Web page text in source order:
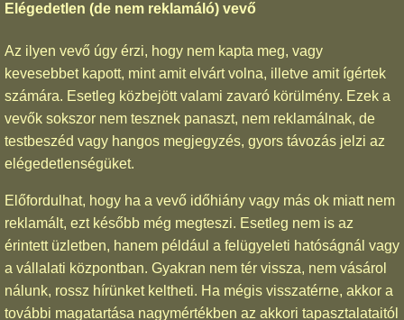
Elégedetlen (de nem reklamáló) vevő
Az ilyen vevő úgy érzi, hogy nem kapta meg, vagy
kevesebbet kapott, mint amit elvárt volna, illetve amit ígértek
számára. Esetleg közbejött valami zavaró körülmény. Ezek a
vevők sokszor nem tesznek panaszt, nem reklamálnak, de
testbeszéd vagy hangos megjegyzés, gyors távozás jelzi az
elégedetlenségüket.
Előfordulhat, hogy ha a vevő időhiány vagy más ok miatt nem
reklamált, ezt később még megteszi. Esetleg nem is az
érintett üzletben, hanem például a felügyeleti hatóságnál vagy
a vállalati központban. Gyakran nem tér vissza, nem vásárol
nálunk, rossz hírünket keltheti. Ha mégis visszatérne, akkor a
további magatartása nagymértékben az akkori tapasztalataitól